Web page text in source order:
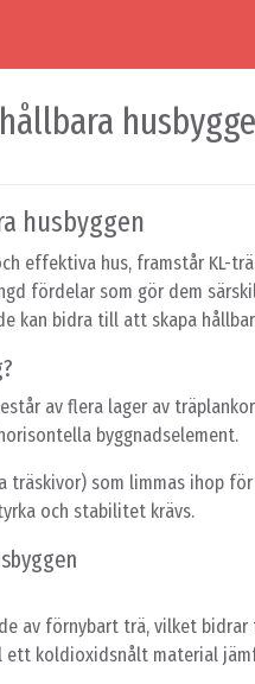
husbyggen
effektiva hus, framstår KL-
fördelar som gör dem
kan bidra till att skapa
av flera lager av
byggnadselement.
träskivor) som limmas ihop
och stabilitet krävs.
av förnybart trä, vilket
koldioxidsnålt material